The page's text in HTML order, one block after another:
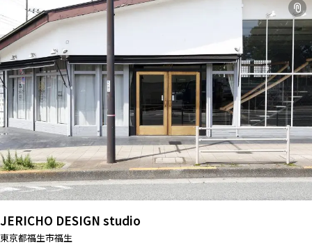
JERICHO DESIGN studio
東京都福生市福生